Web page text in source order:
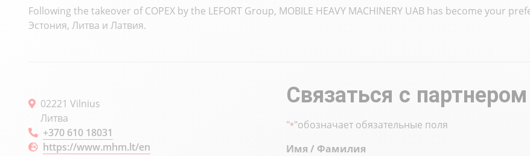
Following the takeover of COPEX by the LEFORT Group, MOBILE HEAVY MACHINERY UAB has become your
Эстония, Литва и Латвия.
02221 Vilnius
Литва
+370 610 18031
https://www.mhm.lt/en
Связаться с партнером
"*"обозначает обязательные поля
Имя / Фамилия